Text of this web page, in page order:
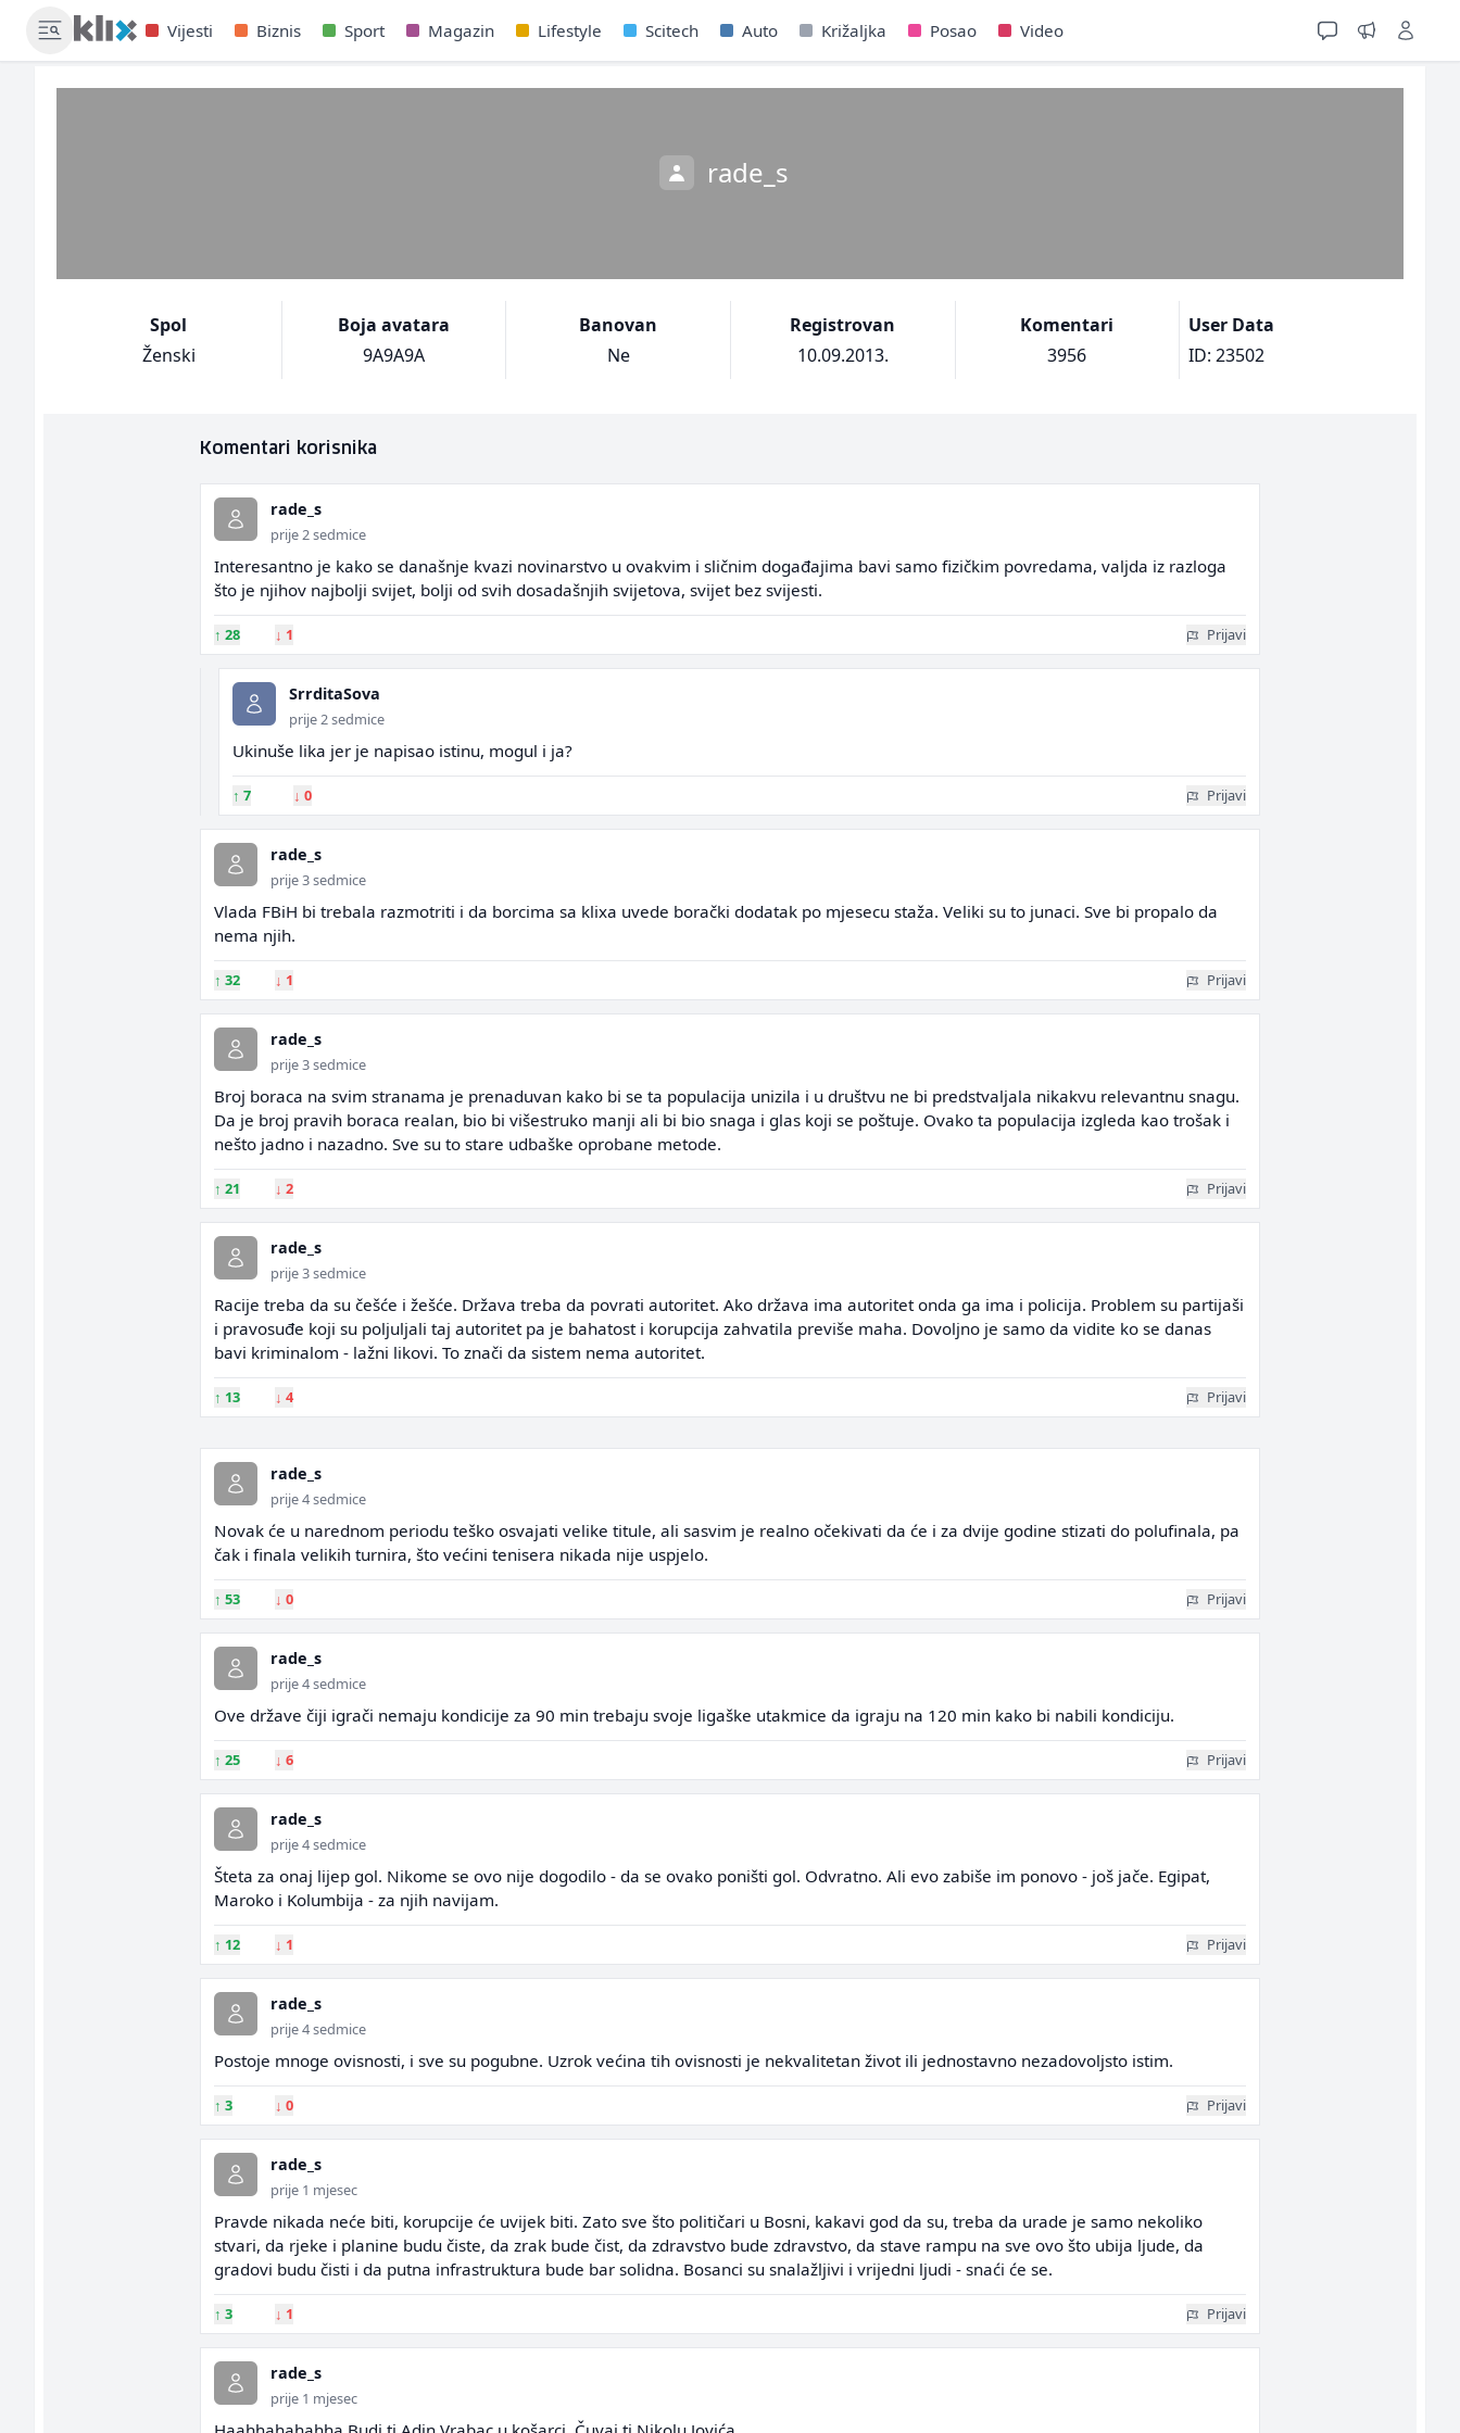
Vijesti Biznis Sport Magazin Lifestyle Scitech Auto Križaljka Posao Video
rade_s
Spol
Ženski
Boja avatara
9A9A9A
Banovan
Ne
Registrovan
10.09.2013.
Komentari
3956
User Data
ID: 23502
Komentari korisnika
rade_s
prije 2 sedmice
Interesantno je kako se današnje kvazi novinarstvo u ovakvim i sličnim događajima bavi samo fizičkim povredama, valjda iz razloga
što je njihov najbolji svijet, bolji od svih dosadašnjih svijetova, svijet bez svijesti.
↑ 28 ↓ 1 Prijavi
SrrditaSova
prije 2 sedmice
Ukinuše lika jer je napisao istinu, mogul i ja?
↑ 7 ↓ 0 Prijavi
rade_s
prije 3 sedmice
Vlada FBiH bi trebala razmotriti i da borcima sa klixa uvede borački dodatak po mjesecu staža. Veliki su to junaci. Sve bi propalo da
nema njih.
↑ 32 ↓ 1 Prijavi
rade_s
prije 3 sedmice
Broj boraca na svim stranama je prenaduvan kako bi se ta populacija unizila i u društvu ne bi predstvaljala nikakvu relevantnu snagu.
Da je broj pravih boraca realan, bio bi višestruko manji ali bi bio snaga i glas koji se poštuje. Ovako ta populacija izgleda kao trošak i
nešto jadno i nazadno. Sve su to stare udbaške oprobane metode.
↑ 21 ↓ 2 Prijavi
rade_s
prije 3 sedmice
Racije treba da su češće i žešće. Država treba da povrati autoritet. Ako država ima autoritet onda ga ima i policija. Problem su partijaši
i pravosuđe koji su poljuljali taj autoritet pa je bahatost i korupcija zahvatila previše maha. Dovoljno je samo da vidite ko se danas
bavi kriminalom - lažni likovi. To znači da sistem nema autoritet.
↑ 13 ↓ 4 Prijavi
rade_s
prije 4 sedmice
Novak će u narednom periodu teško osvajati velike titule, ali sasvim je realno očekivati da će i za dvije godine stizati do polufinala, pa
čak i finala velikih turnira, što većini tenisera nikada nije uspjelo.
↑ 53 ↓ 0 Prijavi
rade_s
prije 4 sedmice
Ove države čiji igrači nemaju kondicije za 90 min trebaju svoje ligaške utakmice da igraju na 120 min kako bi nabili kondiciju.
↑ 25 ↓ 6 Prijavi
rade_s
prije 4 sedmice
Šteta za onaj lijep gol. Nikome se ovo nije dogodilo - da se ovako poništi gol. Odvratno. Ali evo zabiše im ponovo - još jače. Egipat,
Maroko i Kolumbija - za njih navijam.
↑ 12 ↓ 1 Prijavi
rade_s
prije 4 sedmice
Postoje mnoge ovisnosti, i sve su pogubne. Uzrok većina tih ovisnosti je nekvalitetan život ili jednostavno nezadovoljsto istim.
↑ 3 ↓ 0 Prijavi
rade_s
prije 1 mjesec
Pravde nikada neće biti, korupcije će uvijek biti. Zato sve što političari u Bosni, kakavi god da su, treba da urade je samo nekoliko
stvari, da rjeke i planine budu čiste, da zrak bude čist, da zdravstvo bude zdravstvo, da stave rampu na sve ovo što ubija ljude, da
gradovi budu čisti i da putna infrastruktura bude bar solidna. Bosanci su snalažljivi i vrijedni ljudi - snaći će se.
↑ 3 ↓ 1 Prijavi
rade_s
prije 1 mjesec